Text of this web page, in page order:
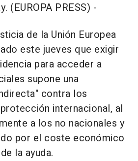
(EUROPA PRESS) -
de la Unión Europea
este jueves que exigir
para acceder a
supone una
contra los
internacional, al
a los no nacionales y
por el coste económico
la ayuda.